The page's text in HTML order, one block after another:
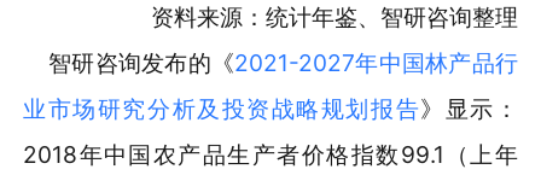
资料来源：统计年鉴、智研咨询整理
智研咨询发布的《2021-2027年中国林产品行
业市场研究分析及投资战略规划报告》显示：
2018年中国农产品生产者价格指数99.1（上年